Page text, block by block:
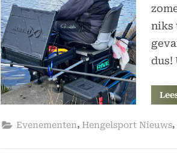
niks
dus!
Evenementen, Hengelsport Nieuws,